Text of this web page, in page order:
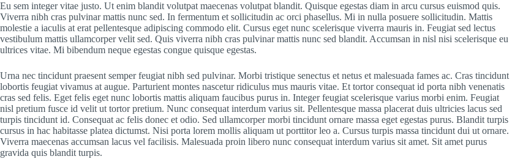
Eu sem integer vitae justo. Ut enim blandit volutpat maecenas volutpat blandit. Quisque egestas diam in arcu cursus euismod quis.
Viverra nibh cras pulvinar mattis nunc sed. In fermentum et sollicitudin ac orci phasellus. Mi in nulla posuere sollicitudin. Mattis
molestie a iaculis at erat pellentesque adipiscing commodo elit. Cursus eget nunc scelerisque viverra mauris in. Feugiat sed lectus
vestibulum mattis ullamcorper velit sed. Quis viverra nibh cras pulvinar mattis nunc sed blandit. Accumsan in nisl nisi scelerisque eu
ultrices vitae. Mi bibendum neque egestas congue quisque egestas.
Urna nec tincidunt praesent semper feugiat nibh sed pulvinar. Morbi tristique senectus et netus et malesuada fames ac. Cras tincidunt
lobortis feugiat vivamus at augue. Parturient montes nascetur ridiculus mus mauris vitae. Et tortor consequat id porta nibh venenatis
cras sed felis. Eget felis eget nunc lobortis mattis aliquam faucibus purus in. Integer feugiat scelerisque varius morbi enim. Feugiat
nisl pretium fusce id velit ut tortor pretium. Nunc consequat interdum varius sit. Pellentesque massa placerat duis ultricies lacus sed
turpis tincidunt id. Consequat ac felis donec et odio. Sed ullamcorper morbi tincidunt ornare massa eget egestas purus. Blandit turpis
cursus in hac habitasse platea dictumst. Nisi porta lorem mollis aliquam ut porttitor leo a. Cursus turpis massa tincidunt dui ut ornare.
Viverra maecenas accumsan lacus vel facilisis. Malesuada proin libero nunc consequat interdum varius sit amet. Sit amet purus
gravida quis blandit turpis.